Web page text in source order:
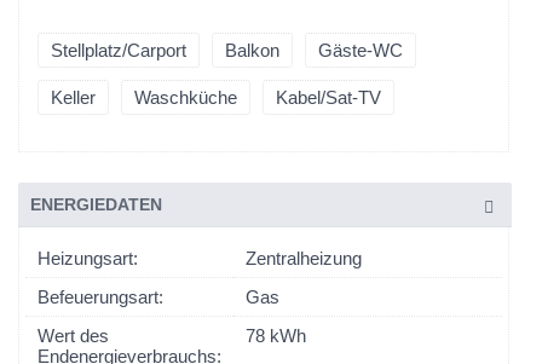
Stellplatz/Carport Balkon Gäste-WC
Keller Waschküche Kabel/Sat-TV
ENERGIEDATEN
Heizungsart:
Zentralheizung
Befeuerungsart:
Gas
Wert des
Endenergieverbrauchs:
78 kWh